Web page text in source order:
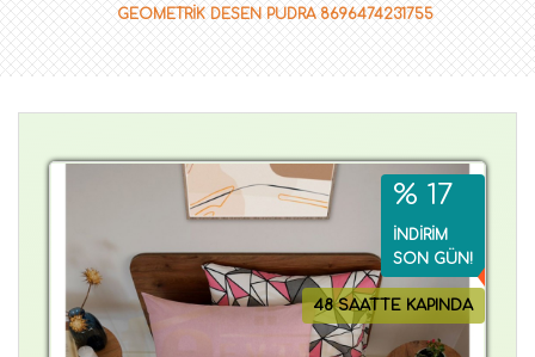
GEOMETRİK DESEN PUDRA 8696474231755
48 SAATTE KAPINDA
% 17
İNDİRİM
SON GÜN!